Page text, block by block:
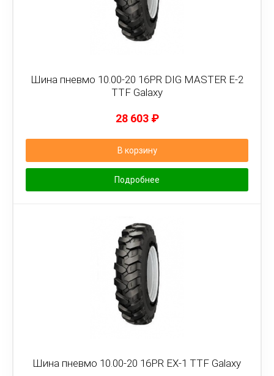
Шина пневмо 10.00-20 16PR DIG MASTER E-2
TTF Galaxy
28 603 ₽
В корзину
Подробнее
Шина пневмо 10.00-20 16PR EX-1 TTF Galaxy